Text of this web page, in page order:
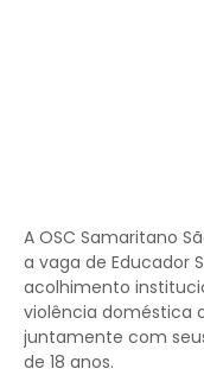
A OSC Samaritano
a vaga de Educador
acolhimento
violência doméstica
juntamente com
de 18 anos.